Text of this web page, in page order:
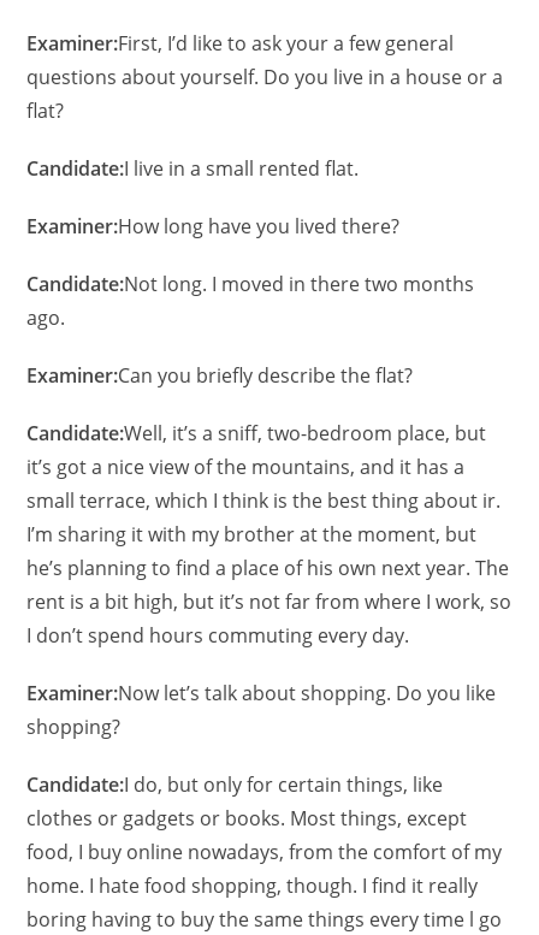
Examiner:First, I’d like to ask your a few general
questions about yourself. Do you live in a house or a
flat?
Candidate:I live in a small rented flat.
Examiner:How long have you lived there?
Candidate:Not long. I moved in there two months
ago.
Examiner:Can you briefly describe the flat?
Candidate:Well, it’s a sniff, two-bedroom place, but
it’s got a nice view of the mountains, and it has a
small terrace, which I think is the best thing about ir.
I’m sharing it with my brother at the moment, but
he’s planning to find a place of his own next year. The
rent is a bit high, but it’s not far from where I work, so
I don’t spend hours commuting every day.
Examiner:Now let’s talk about shopping. Do you like
shopping?
Candidate:I do, but only for certain things, like
clothes or gadgets or books. Most things, except
food, I buy online nowadays, from the comfort of my
home. I hate food shopping, though. I find it really
boring having to buy the same things every time l go